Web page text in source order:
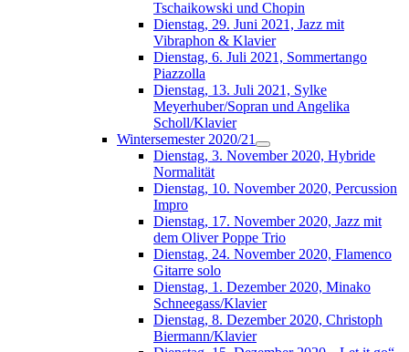
Tschaikowski und Chopin
Dienstag, 29. Juni 2021, Jazz mit
Vibraphon & Klavier
Dienstag, 6. Juli 2021, Sommertango
Piazzolla
Dienstag, 13. Juli 2021, Sylke
Meyerhuber/Sopran und Angelika
Scholl/Klavier
Wintersemester 2020/21
Dienstag, 3. November 2020, Hybride
Normalität
Dienstag, 10. November 2020, Percussion
Impro
Dienstag, 17. November 2020, Jazz mit
dem Oliver Poppe Trio
Dienstag, 24. November 2020, Flamenco
Gitarre solo
Dienstag, 1. Dezember 2020, Minako
Schneegass/Klavier
Dienstag, 8. Dezember 2020, Christoph
Biermann/Klavier